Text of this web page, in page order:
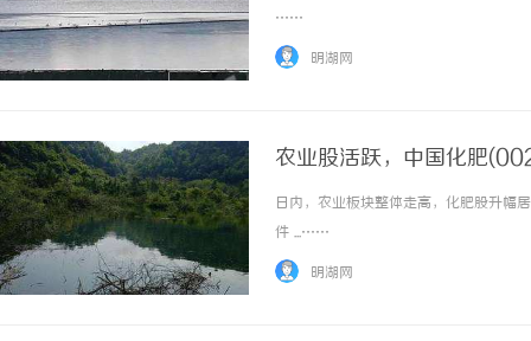
……
明湖网
农业股活跃，中国化肥
种业振兴持续升温
日内，农业板块整体走高，化肥股升
件 ...……
明湖网